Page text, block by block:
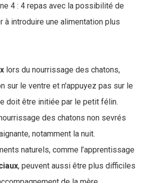
4 : 4 repas avec la possibilité de
à introduire une alimentation plus
lors du nourrissage des chatons,
sur le ventre et n'appuyez pas sur le
doit être initiée par le petit félin.
des chatons non sevrés
notamment la nuit.
naturels, comme l’apprentissage
, peuvent aussi être plus difficiles